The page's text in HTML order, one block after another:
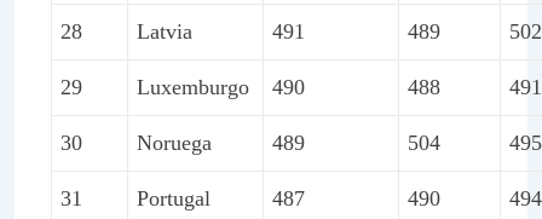
28 Latvia 491 489 502
29 Luxemburgo 490 488 491
30 Noruega 489 504 495
31 Portugal 487 490 494